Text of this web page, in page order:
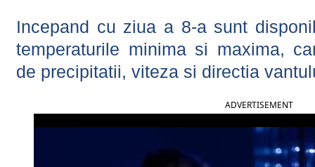
Incepand cu ziua a 8-a sunt
temperaturile minima si maxima,
de precipitatii, viteza si directia
ADVERTISEMENT